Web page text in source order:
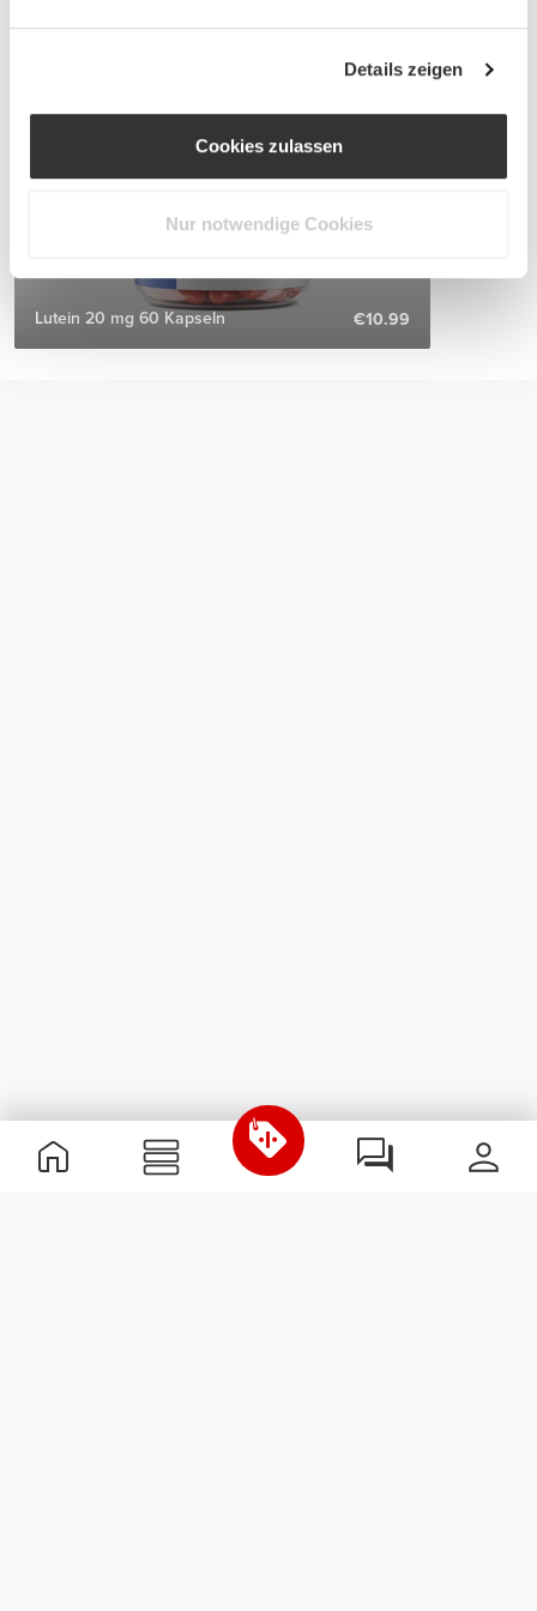
Details zeigen
Cookies zulassen
Nur notwendige Cookies
Lutein 20 mg 60 Kapseln €10.99